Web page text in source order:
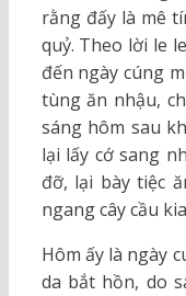
rằng đấy là mê
quỷ. Theo lời le
đến ngày cúng
tùng ăn nhậu,
sáng hôm sau
lại lấy cớ sang
đỡ, lại bày tiệc
ngang cây cầu
Hôm ấy là ngày
da bắt hồn, do